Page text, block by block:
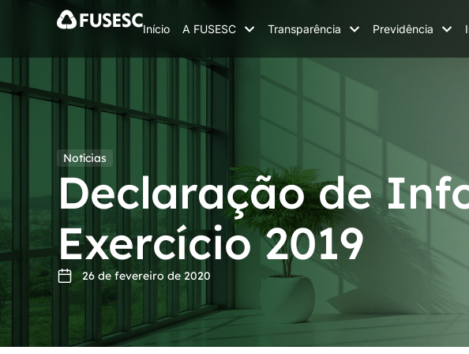
Início A FUSESC Transparência Previdência
Notícias
Declaração de
Exercício 2019
26 de fevereiro de 2020